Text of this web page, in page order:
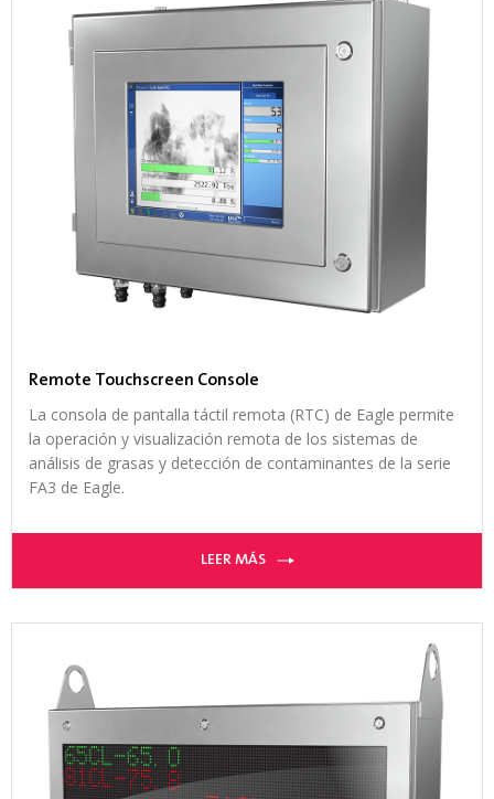
Remote Touchscreen Console
La consola de pantalla táctil remota (RTC) de Eagle permite
la operación y visualización remota de los sistemas de
análisis de grasas y detección de contaminantes de la serie
FA3 de Eagle.
LEER MÁS